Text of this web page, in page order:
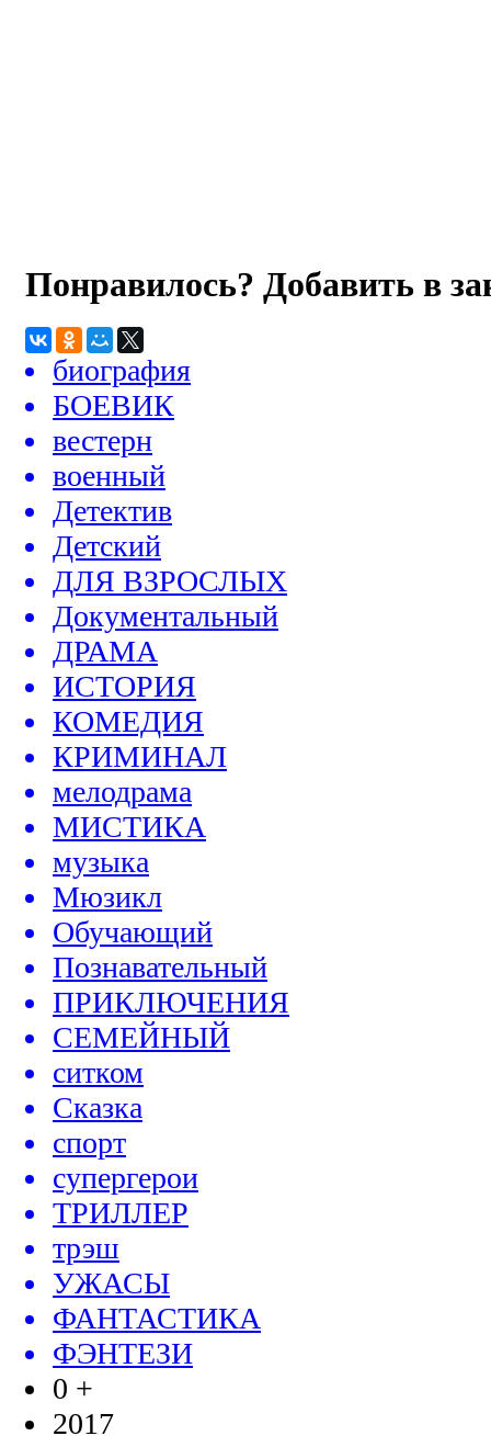
Понравилось? Добавить в
биография
БОЕВИК
вестерн
военный
Детектив
Детский
ДЛЯ ВЗРОСЛЫХ
Документальный
ДРАМА
ИСТОРИЯ
КОМЕДИЯ
КРИМИНАЛ
мелодрама
МИСТИКА
музыка
Мюзикл
Обучающий
Познавательный
ПРИКЛЮЧЕНИЯ
СЕМЕЙНЫЙ
ситком
Сказка
спорт
супергерои
ТРИЛЛЕР
трэш
УЖАСЫ
ФАНТАСТИКА
ФЭНТЕЗИ
0 +
2017